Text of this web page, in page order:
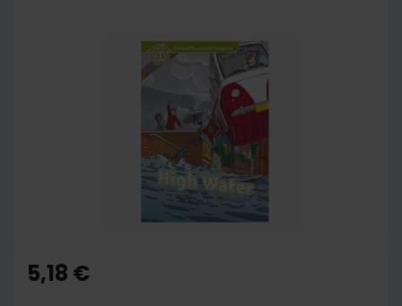
the
beginning
5,18 €